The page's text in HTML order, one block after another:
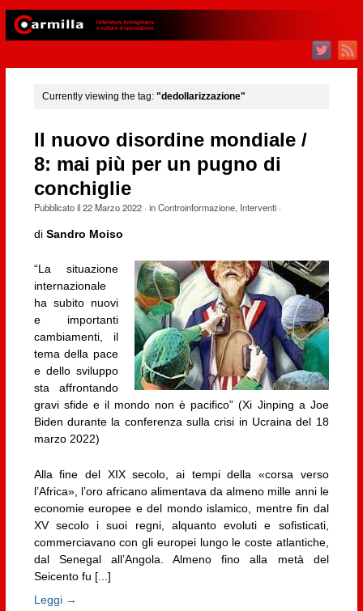
Currently viewing the tag: "dedollarizzazione"
Il nuovo disordine mondiale /
8: mai più per un pugno di
conchiglie
Pubblicato il22 Marzo 2022· inControinformazione, Interventi·
di Sandro Moiso
“La situazione
internazionale
ha subito nuovi
e importanti
cambiamenti, il
tema della pace
e dello sviluppo
sta affrontando
gravi sfide e il mondo non è pacifico” (Xi Jinping a Joe
Biden durante la conferenza sulla crisi in Ucraina del 18
marzo 2022)
Alla fine del XIX secolo, ai tempi della «corsa verso
l’Africa», l’oro africano alimentava da almeno mille anni le
economie europee e del mondo islamico, mentre fin dal
XV secolo i suoi regni, alquanto evoluti e sofisticati,
commerciavano con gli europei lungo le coste atlantiche,
dal Senegal all’Angola. Almeno fino alla metà del
Seicento fu [...]
Leggi →